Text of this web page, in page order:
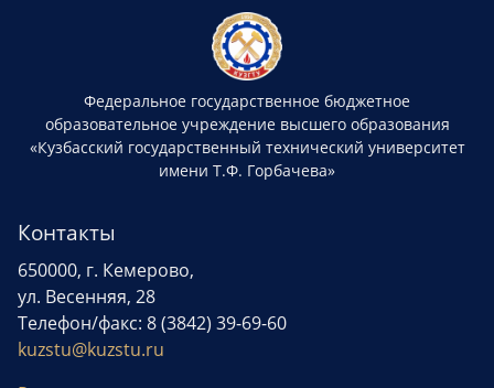
Федеральное государственное бюджетное
образовательное учреждение высшего образования
«Кузбасский государственный технический университет
имени Т.Ф. Горбачева»
Контакты
650000, г. Кемерово,
ул. Весенняя, 28
Телефон/факс: 8 (3842) 39-69-60
kuzstu@kuzstu.ru